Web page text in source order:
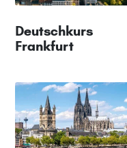
Deutschkurs
Frankfurt